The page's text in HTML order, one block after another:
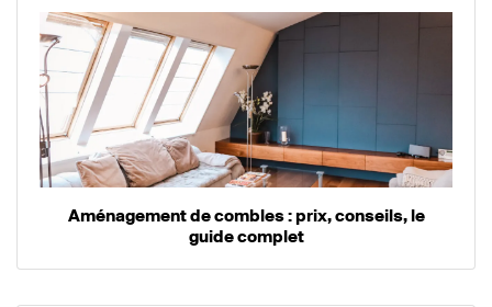
Aménagement de combles : prix, conseils, le
guide complet